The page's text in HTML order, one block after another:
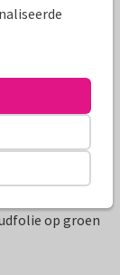
op groen